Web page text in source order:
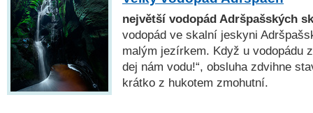
největší vodopád Adršpašských
vodopád ve skalní jeskyni
malým jezírkem. Když u vodopádu
dej nám vodu!“, obsluha zdvihne
krátko z hukotem zmohutní.